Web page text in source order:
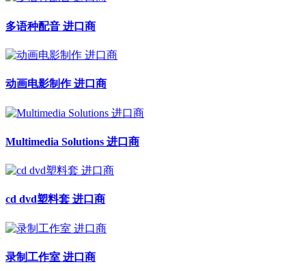
多语种配音 进口商
动画电影制作 进口商
Multimedia Solutions 进口商
cd dvd塑料套 进口商
录制工作室 进口商